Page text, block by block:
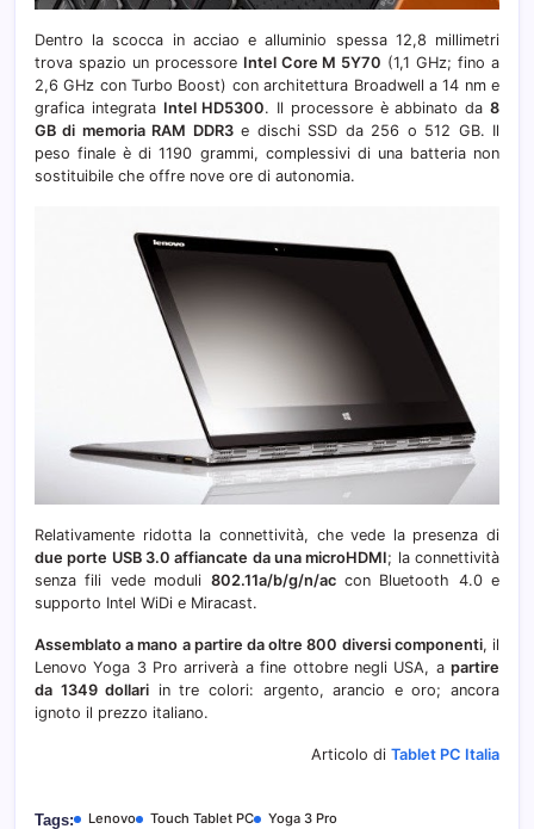
Dentro la scocca in acciao e alluminio spessa 12,8 millimetri
trova spazio un processore Intel Core M 5Y70 (1,1 GHz; fino a
2,6 GHz con Turbo Boost) con architettura Broadwell a 14 nm e
grafica integrata Intel HD5300. Il processore è abbinato da8
GB di memoria RAM DDR3e dischi SSD da 256 o 512 GB. Il
peso finale è di 1190 grammi, complessivi di una batteria non
sostituibile che offre nove ore di autonomia.
Relativamente ridotta la connettività, che vede la presenza di
due porte USB 3.0 affiancate da una microHDMI; la connettività
senza fili vede moduli 802.11a/b/g/n/accon Bluetooth 4.0 e
supporto Intel WiDi e Miracast.
Assemblato a mano a partire da oltre 800 diversi componenti, il
Lenovo Yoga 3 Pro arriverà a fine ottobre negli USA, a partire
da 1349 dollari in tre colori: argento, arancio e oro; ancora
ignoto il prezzo italiano.
Articolo di Tablet PC Italia
Tags: Lenovo Touch Tablet PC Yoga 3 Pro